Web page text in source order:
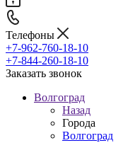
Телефоны
+7-962-760-18-10
+7-844-260-18-10
Заказать звонок
Волгоград
Назад
Города
Волгоград